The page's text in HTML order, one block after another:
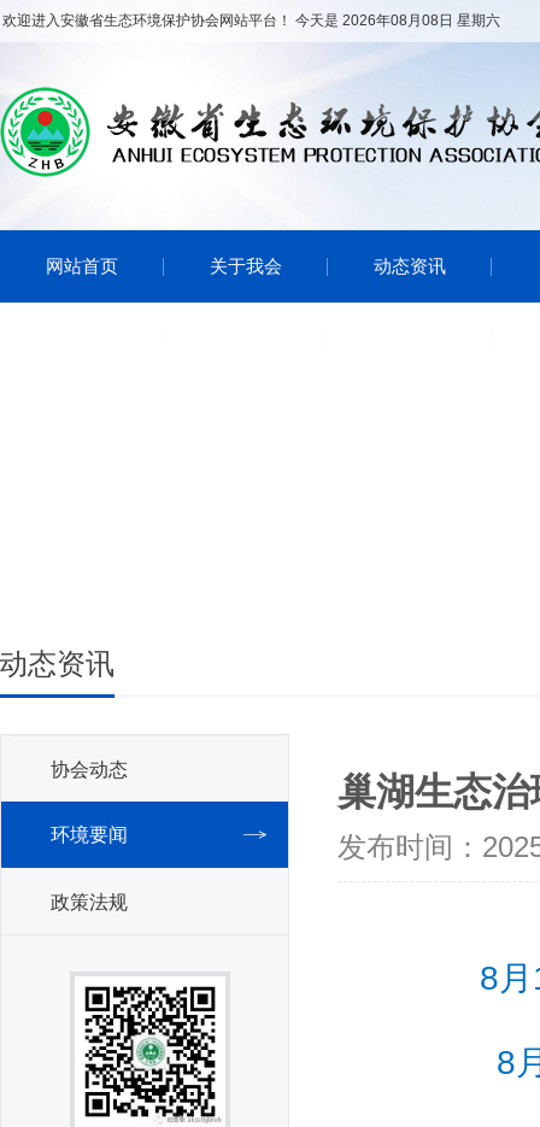
欢迎进入安徽省生态环境保护协会网站平台！ 今天是 2026年08月08日 星期六
网站首页 关于我会 动态资讯
动态资讯
协会动态
环境要闻
政策法规
巢湖生态
发布时间：
8
8